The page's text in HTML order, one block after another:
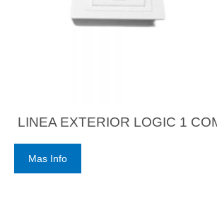
LINEA EXTERIOR LOGIC 1
Mas Info